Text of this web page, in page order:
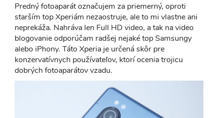
Predný fotoaparát označujem za priemerný, oproti
starším top Xperiám nezaostruje, ale to mi vlastne ani
neprekáža. Nahráva len Full HD video, a tak na video
blogovanie odporúčam radšej nejaké top Samsungy
alebo iPhony. Táto Xperia je určená skôr pre
konzervatívnych používateľov, ktorí ocenia trojicu
dobrých fotoaparátov vzadu.